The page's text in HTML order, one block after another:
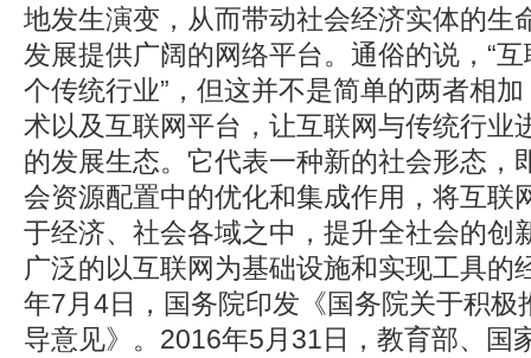
地发生演变，从而带动社会经济实体的生
发展提供广阔的网络平台。通俗的说，“互
个传统行业”，但这并不是简单的两者相
术以及互联网平台，让互联网与传统行业
的发展生态。它代表一种新的社会形态，
会资源配置中的优化和集成作用，将互联
于经济、社会各域之中，提升全社会的创
广泛的以互联网为基础设施和实现工具的
年7月4日，国务院印发《国务院关于积极
导意见》。2016年5月31日，教育部、国